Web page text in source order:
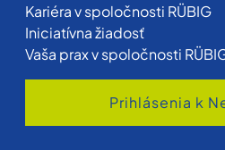
Kariéra v spoločnosti RÜBIG
Iniciatívna žiadosť
Vaša prax v spoločnosti
Prihlásenia k